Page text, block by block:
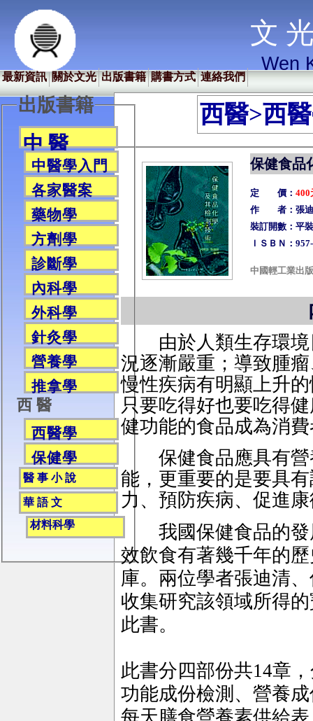
文
Wen
最新資訊 關於文光 出版書籍 購書方式 連絡我們
出版書籍
中 醫
中醫學入門
各家醫案
藥物學
方劑學
診斷學
內科學
外科學
針灸學
營養學
推拿學
西 醫
西醫學
保健學
醫 事 小 說
華 語 文
材料科學
西醫>西
保健食品
定 價： 400
作 者：張迪
裝訂開數：平
ＩＳＢＮ：
中國輕工業出
由於人類生存環境
況逐漸嚴重；導致腫
慢性疾病有明顯上升
只要吃得好也要吃得
健功能的食品成為消
保健食品應具有營
能，更重要的是要具
力、預防疾病、促進
我國保健食品的發
效飲食有著幾千年的
庫。兩位學者張迪清
收集研究該領域所得
此書。
此書分四部份共14章
功能成份檢測、營養
每天膳食營養素供給